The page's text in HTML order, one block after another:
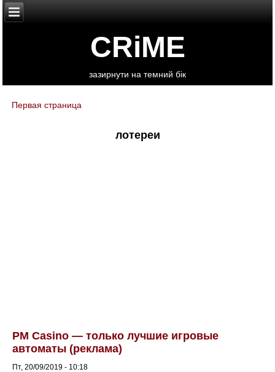
CRiME
зазирнути на темний бік
You are here
Первая страница
лотереи
PM Casino — только лучшие игровые
автоматы (реклама)
Пт, 20/09/2019 - 10:18